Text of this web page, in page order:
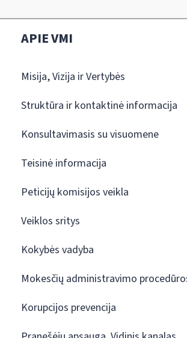
APIE VMI
Misija, Vizija ir Vertybės
Struktūra ir kontaktinė informacija
Konsultavimasis su visuomene
Teisinė informacija
Peticijų komisijos veikla
Veiklos sritys
Kokybės vadyba
Mokesčių administravimo
Korupcijos prevencija